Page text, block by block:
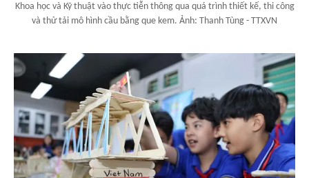
Khoa học và Kỹ thuật vào thực tiễn thông qua quá trình thiết kế, thi công
và thử tải mô hình cầu bằng que kem. Ảnh: Thanh Tùng - TTXVN